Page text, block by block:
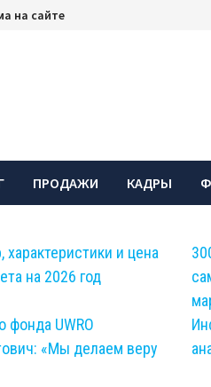
на сайте
ПРОДАЖИ КАДРЫ
и цена
на 2026 год
фонда UWRO
«Мы делаем веру